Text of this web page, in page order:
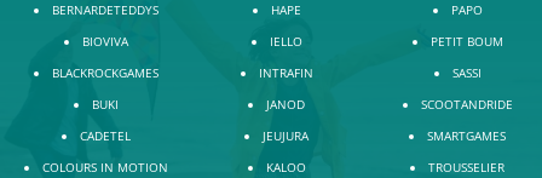
BERNARDETEDDYS
BIOVIVA
BLACKROCKGAMES
BUKI
CADETEL
COLOURS IN MOTION
HAPE
IELLO
INTRAFIN
JANOD
JEUJURA
KALOO
PAPO
PETIT BOUM
SASSI
SCOOTANDRIDE
SMARTGAMES
TROUSSELIER